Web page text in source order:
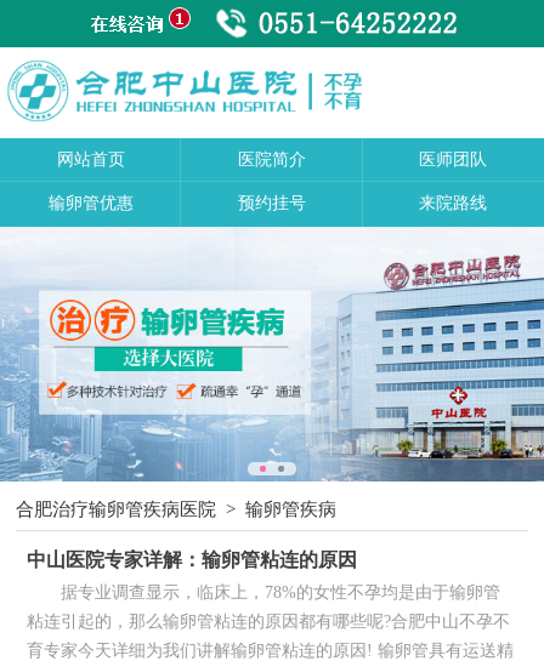
网站首页 医院简介 医师团队
输卵管优惠 预约挂号 来院路线
合肥治疗输卵管疾病医院 >输卵管疾病
中山医院专家详解：输卵管粘连的原因
据专业调查显示，临床上，78%的女性不孕均是由于输卵管
粘连引起的，那么输卵管粘连的原因都有哪些呢?合肥中山不孕不
育专家今天详细为我们讲解输卵管粘连的原因! 输卵管具有运送精